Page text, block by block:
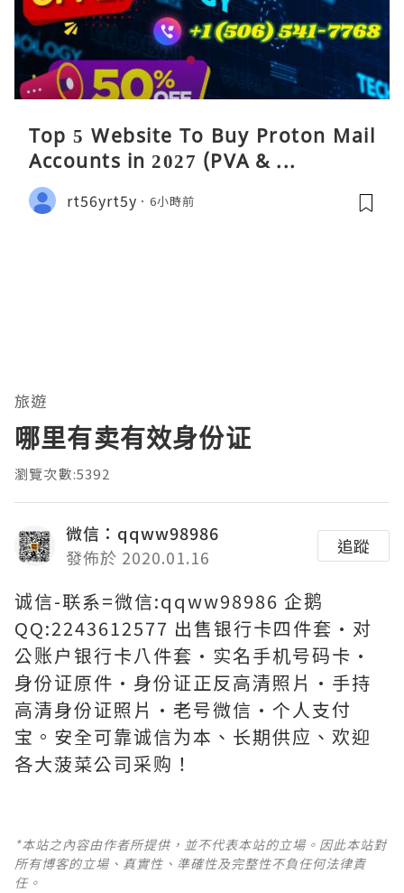
Top 5 Website To Buy Proton Mail
Accounts in 2027 (PVA & ...
rt56yrt5y 6小時前
旅遊
哪里有卖有效身份证
瀏覽次數:5392
微信：qqww98986
發佈於 2020.01.16
追蹤
诚信-联系=微信:qqww98986 企鹅
QQ:2243612577 出售银行卡四件套·对
公账户银行卡八件套·实名手机号码卡·
身份证原件·身份证正反高清照片·手持
高清身份证照片·老号微信·个人支付
宝。安全可靠诚信为本、长期供应、欢迎
各大菠菜公司采购！
*本站之內容由作者所提供，並不代表本站的立場。因此本站對
所有博客的立場、真實性、準確性及完整性不負任何法律責
任。